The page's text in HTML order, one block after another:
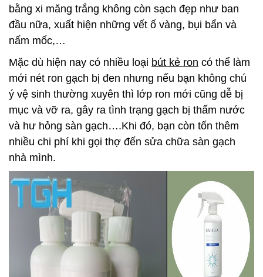
bằng xi măng trắng không còn sạch đẹp như ban
đầu nữa, xuất hiện những vết ố vàng, bụi bẩn và
nấm mốc,…
Mặc dù hiện nay có nhiều loại bút kẻ ron có thể làm
mới nét ron gạch bị đen nhưng nếu bạn không chú
ý vệ sinh thường xuyên thì lớp ron mới cũng dễ bị
mục và vỡ ra, gây ra tình trạng gạch bị thấm nước
và hư hỏng sàn gạch….Khi đó, bạn còn tốn thêm
nhiều chi phí khi gọi thợ đến sửa chữa sàn gạch
nhà mình.